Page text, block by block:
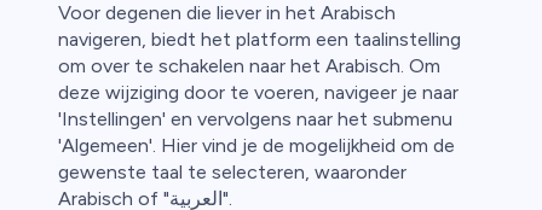
Voor degenen die liever in het Arabisch
navigeren, biedt het platform een taalinstelling
om over te schakelen naar het Arabisch. Om
deze wijziging door te voeren, navigeer je naar
'Instellingen' en vervolgens naar het submenu
'Algemeen'. Hier vind je de mogelijkheid om de
gewenste taal te selecteren, waaronder
Arabisch of "العربية".